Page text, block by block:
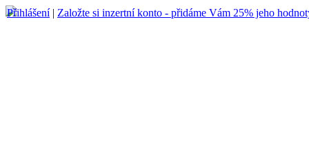
Přihlášení| Založte si inzertní konto - přidáme Vám 25% jeho